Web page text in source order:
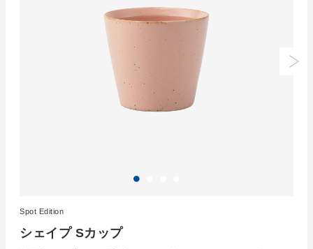
シェイプ Sカップ
Spot Edition